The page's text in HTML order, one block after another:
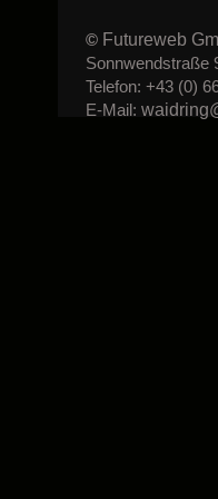
© Futureweb
Sonnwendstraße
Telefon: +43 (0)
E-Mail: